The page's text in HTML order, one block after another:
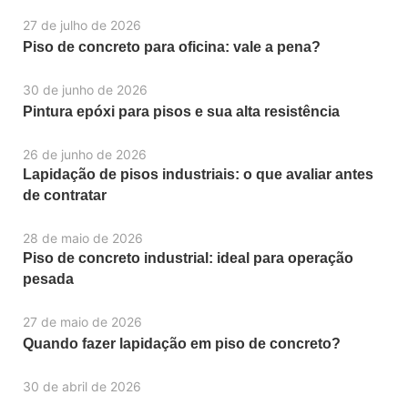
27 de julho de 2026
Piso de concreto para oficina: vale a pena?
30 de junho de 2026
Pintura epóxi para pisos e sua alta resistência
26 de junho de 2026
Lapidação de pisos industriais: o que avaliar antes
de contratar
28 de maio de 2026
Piso de concreto industrial: ideal para operação
pesada
27 de maio de 2026
Quando fazer lapidação em piso de concreto?
30 de abril de 2026